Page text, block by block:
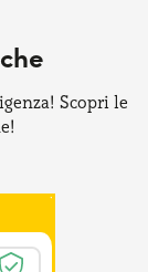
Scopri le